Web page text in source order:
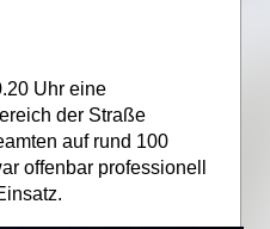
Uhr eine
der Straße
auf rund 100
offenbar professionell